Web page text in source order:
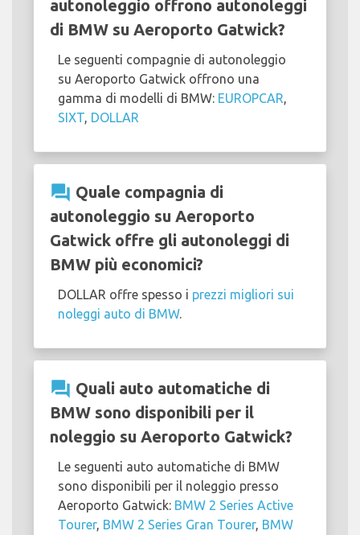
autonoleggio offrono autonoleggi
di BMW su Aeroporto Gatwick?
Le seguenti compagnie di autonoleggio
su Aeroporto Gatwick offrono una
gamma di modelli di BMW: EUROPCAR
SIXT DOLLAR
question_answer Quale compagnia di
autonoleggio su Aeroporto
Gatwick offre gli autonoleggi di
BMW più economici?
DOLLAR offre spesso i prezzi migliori sui
noleggi auto di BMW.
question_answer Quali auto automatiche di
BMW sono disponibili per il
noleggio su Aeroporto Gatwick?
Le seguenti auto automatiche di BMW
sono disponibili per il noleggio presso
Aeroporto Gatwick: BMW 2 Series Active
Tourer, BMW 2 Series Gran Tourer, BMW